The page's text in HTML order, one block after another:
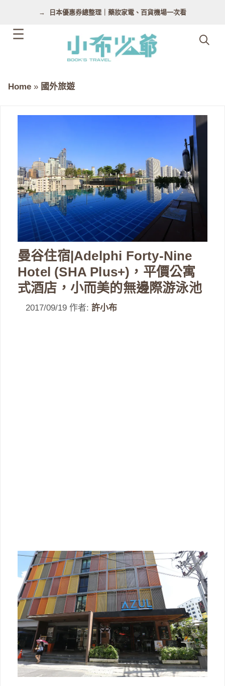
日本優惠券總整理｜藥妝家電、百貨機場一次看
Home » 國外旅遊
曼谷住宿|Adelphi Forty-Nine
Hotel (SHA Plus+)，平價公寓
式酒店，小而美的無邊際游泳池
2017/09/19 作者: 許小布